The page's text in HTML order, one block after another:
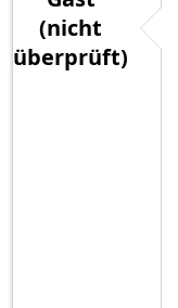
(nicht
überprüft)